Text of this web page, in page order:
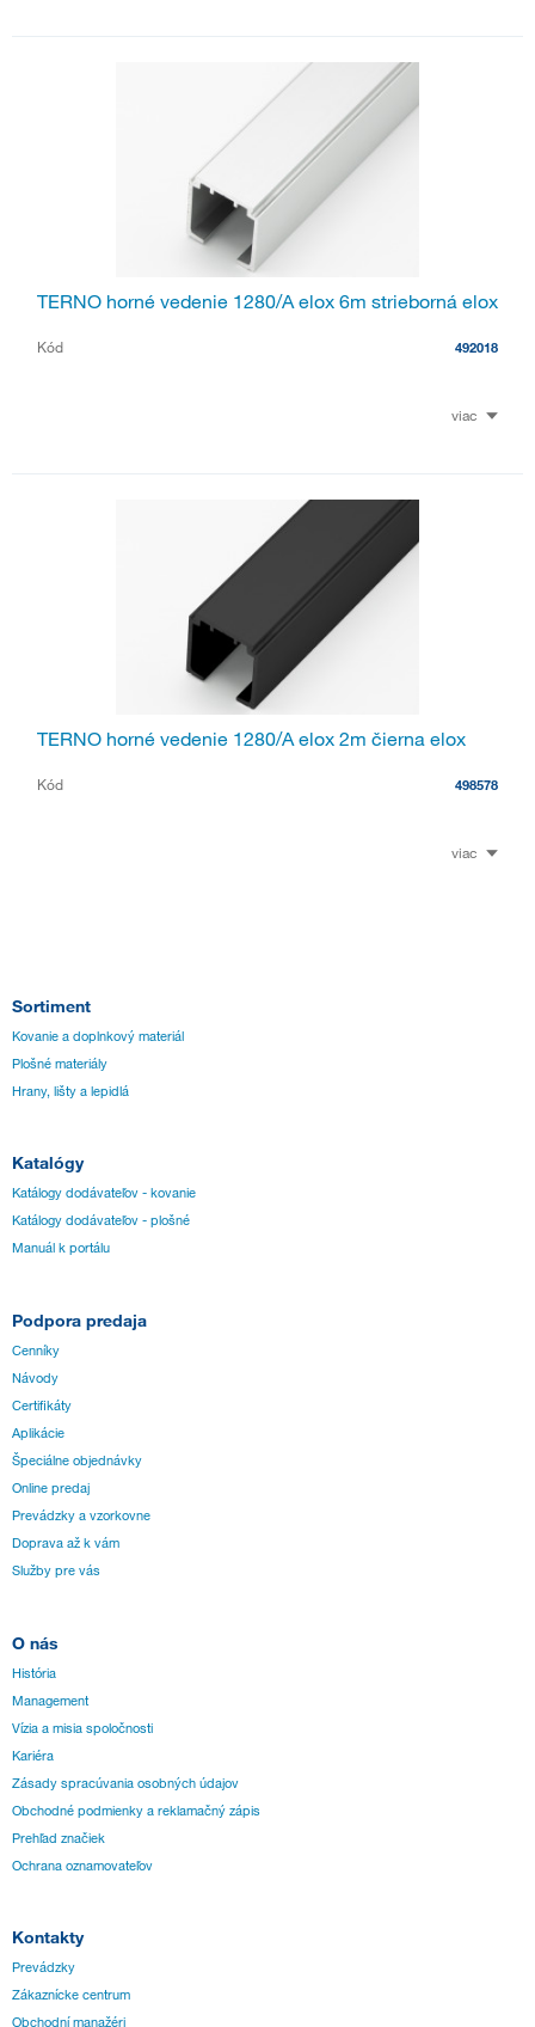
TERNO horné vedenie 1280/A elox 6m strieborná elox
Kód 492018
viac
TERNO horné vedenie 1280/A elox 2m čierna elox
Kód 498578
viac
Sortiment
Kovanie a doplnkový materiál
Plošné materiály
Hrany, lišty a lepidlá
Katalógy
Katálogy dodávateľov - kovanie
Katálogy dodávateľov - plošné
Manuál k portálu
Podpora predaja
Cenníky
Návody
Certifikáty
Aplikácie
Špeciálne objednávky
Online predaj
Prevádzky a vzorkovne
Doprava až k vám
Služby pre vás
O nás
História
Management
Vízia a misia spoločnosti
Kariéra
Zásady spracúvania osobných údajov
Obchodné podmienky a reklamačný zápis
Prehľad značiek
Ochrana oznamovateľov
Kontakty
Prevádzky
Zákaznícke centrum
Obchodní manažéri